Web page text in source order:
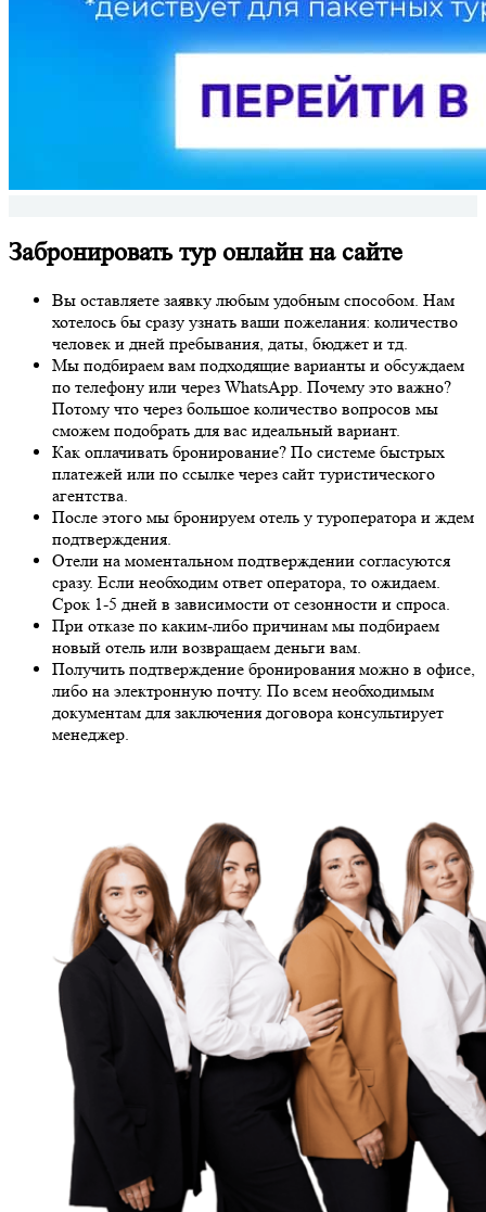
Забронировать тур онлайн на сайте
Вы оставляете заявку любым удобным способом. Нам
хотелось бы сразу узнать ваши пожелания: количество
человек и дней пребывания, даты, бюджет и тд.
Мы подбираем вам подходящие варианты и обсуждаем
по телефону или через WhatsApp. Почему это важно?
Потому что через большое количество вопросов мы
сможем подобрать для вас идеальный вариант.
Как оплачивать бронирование? По системе быстрых
платежей или по ссылке через сайт туристического
агентства.
После этого мы бронируем отель у туроператора и ждем
подтверждения.
Отели на моментальном подтверждении согласуются
сразу. Если необходим ответ оператора, то ожидаем.
Срок 1-5 дней в зависимости от сезонности и спроса.
При отказе по каким-либо причинам мы подбираем
новый отель или возвращаем деньги вам.
Получить подтверждение бронирования можно в офисе,
либо на электронную почту. По всем необходимым
документам для заключения договора консультирует
менеджер.